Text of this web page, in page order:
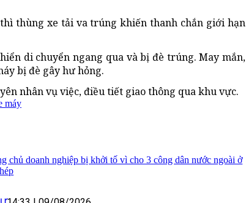
thùng xe tải va trúng khiến thanh chắn giới hạn
di chuyển ngang qua và bị đè trúng. May mắn,
bị đè gây hư hỏng.
nhân vụ việc, điều tiết giao thông qua khu vực.
máy
chủ doanh nghiệp bị khởi tố vì cho 3 công dân nước ngoài ở